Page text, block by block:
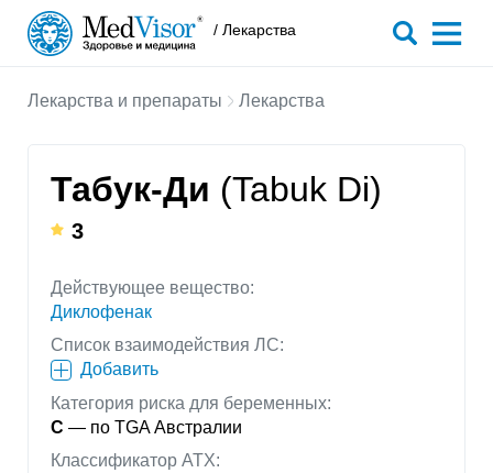
/ Лекарства
Лекарства и препараты Лекарства
Табук-Ди (Tabuk Di)
3
Действующее вещество:
Диклофенак
Список взаимодействия ЛС:
Добавить
Категория риска для беременных:
C — по TGA Австралии
Классификатор АТХ: